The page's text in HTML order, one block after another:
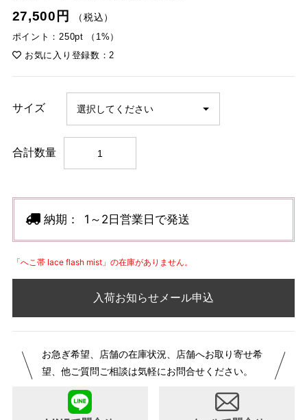
27,500円
（税込）
ポイント：250pt （1%）
お気に入り登録数：2
サイズ
合計数量
納期： 1～2日営業日で発送
「へこ帯 lace flash mist」の在庫がありません。
入荷お知らせメール申込
お急ぎ希望、店舗の在庫状況、店舗へお取り寄せ希
望、他ご質問ご相談は気軽にお問合せください。